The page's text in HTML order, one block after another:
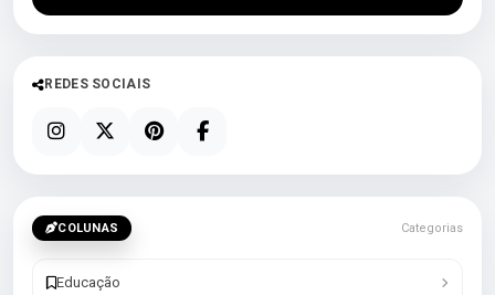
REDES SOCIAIS
COLUNAS Categorias
Educação